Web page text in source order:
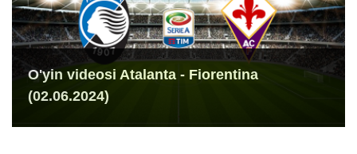
O'yin videosi Atalanta - Fiorentina
(02.06.2024)